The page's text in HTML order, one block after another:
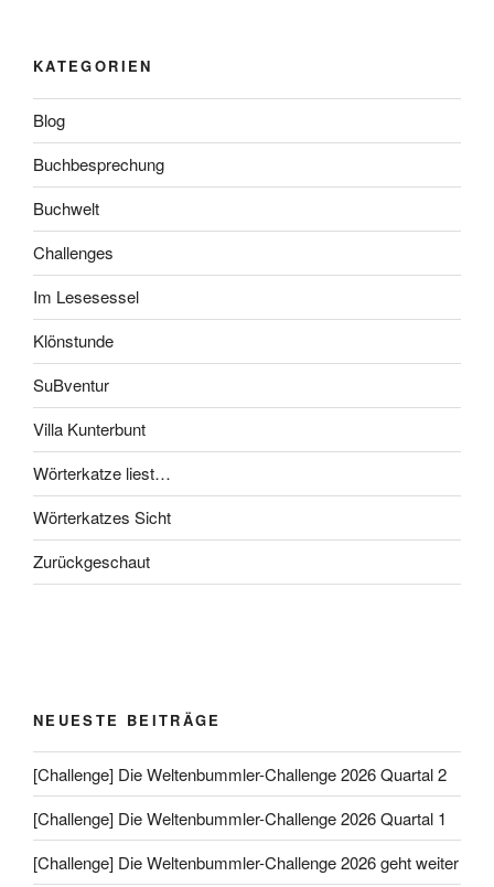
KATEGORIEN
Blog
Buchbesprechung
Buchwelt
Challenges
Im Lesesessel
Klönstunde
SuBventur
Villa Kunterbunt
Wörterkatze liest…
Wörterkatzes Sicht
Zurückgeschaut
NEUESTE BEITRÄGE
[Challenge] Die Weltenbummler-Challenge 2026 Quartal 2
[Challenge] Die Weltenbummler-Challenge 2026 Quartal 1
[Challenge] Die Weltenbummler-Challenge 2026 geht weiter